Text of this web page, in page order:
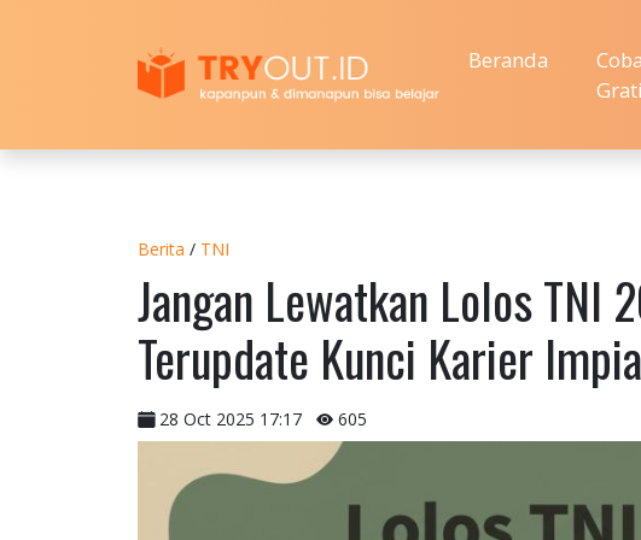
Beranda
Coba
Berita / TNI
Jangan Lewatkan Lolos TNI
Terupdate Kunci Karier
28 Oct 2025 17:17 605